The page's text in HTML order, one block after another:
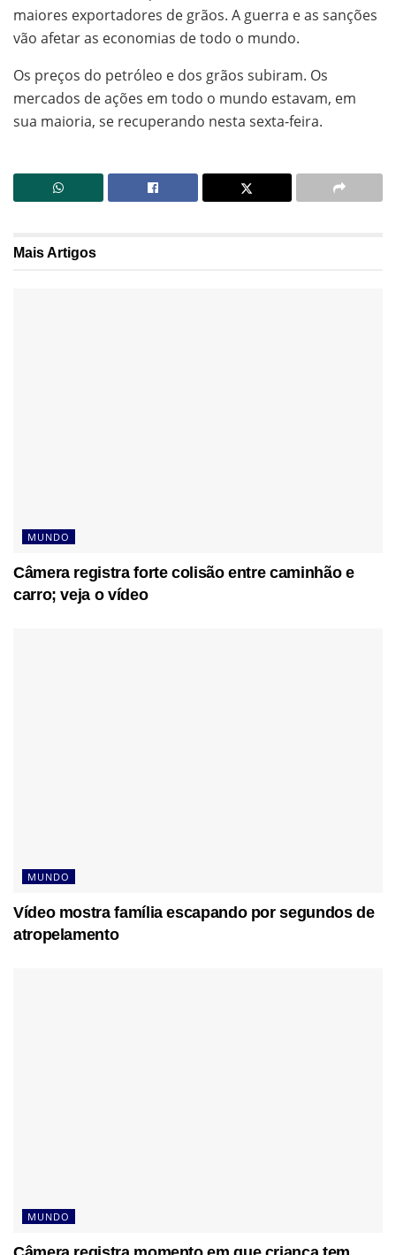
maiores exportadores de grãos. A guerra e as sanções
vão afetar as economias de todo o mundo.
Os preços do petróleo e dos grãos subiram. Os
mercados de ações em todo o mundo estavam, em
sua maioria, se recuperando nesta sexta-feira.
MaisArtigos
MUNDO
Câmera registra forte colisão entre caminhão e
carro; veja o vídeo
MUNDO
Vídeo mostra família escapando por segundos de
atropelamento
MUNDO